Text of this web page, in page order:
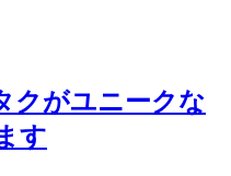
クがユニークな
す